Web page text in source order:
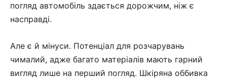
погляд автомобіль здається дорожчим, ніж є
насправді.
Але є й мінуси. Потенціал для розчарувань
чималий, адже багато матеріалів мають гарний
вигляд лише на перший погляд. Шкіряна оббивка